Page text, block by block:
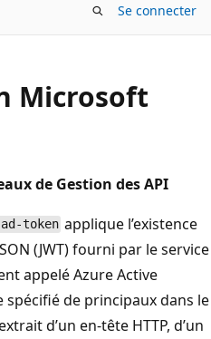
Se connecter
Microsoft
de Gestion des API
token applique l’existence
(JWT) fourni par le service
appelé Azure Active
de principaux dans le
d’un en-tête HTTP, d’un